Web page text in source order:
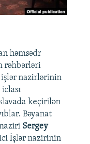
həmsədr
rəhbərləri
işlər nazirlərinin
keçirilən
Bəyanat
Sergey
İşlər nazirinin